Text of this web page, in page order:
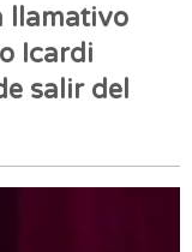
llamativo
Icardi
salir del